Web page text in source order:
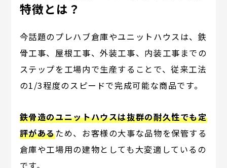
特徴とは？
今話題のプレハブ倉庫やユニットハウスは、鉄
骨工事、屋根工事、外装工事、内装工事までの
ステップを工場内で生産することで、従来工法
の1/3程度のスピードで完成可能な商品です。
鉄骨造のユニットハウスは抜群の耐久性でも定
評があるため、お客様の大事な品物を保管する
倉庫や工場用の建物としても大変適しているの
です。